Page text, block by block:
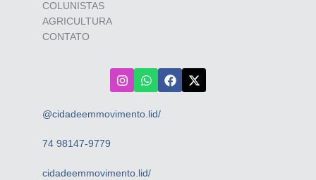
COLUNISTAS
AGRICULTURA
CONTATO
@cidadeemmovimento.lid/
74 98147-9779
cidadeemmovimento.lid/